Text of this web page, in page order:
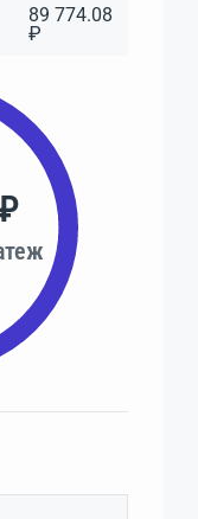
89 774.08
₽